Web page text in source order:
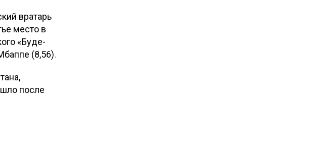
вратарь
место в
«Буде-
(8,56).
после